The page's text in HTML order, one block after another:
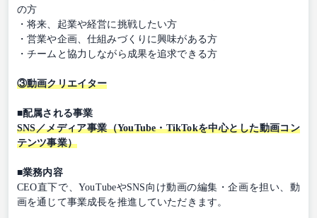
の方
・将来、起業や経営に挑戦したい方
・営業や企画、仕組みづくりに興味がある方
・チームと協力しながら成果を追求できる方
③動画クリエイター
■配属される事業
SNS／メディア事業（YouTube・TikTokを中心とした動画コン
テンツ事業）
■業務内容
CEO直下で、YouTubeやSNS向け動画の編集・企画を担い、動
画を通じて事業成長を推進していただきます。